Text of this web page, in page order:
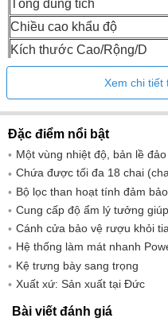
Tổng dung tích
Chiều cao khẩu độ
Kích thước Cao/Rộng/D
Chiều cao/chiều rộng/
Kích thước khẩu độ chiều
rộng/chiều sâu
Trọng lượng (không có bao
Xem chi tiết
Đặc điểm nổi bật
Một vùng nhiệt độ, bản lề
Chứa được tối đa 18 chai
Bộ lọc than hoạt tính đảm
Cung cấp độ ẩm lý tưởng
Cánh cửa bảo vệ rượu khỏi
Hệ thống làm mát nhanh
Kệ trưng bày sang trọng
Xuất xứ: Sản xuất tại Đức
Bài viết đánh giá